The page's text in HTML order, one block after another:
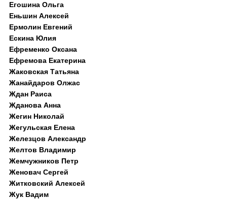
Егошина Ольга
Еньшин Алексей
Ермолин Евгений
Ескина Юлия
Ефременко Оксана
Ефремова Екатерина
Жаковская Татьяна
Жанайдаров Олжас
Ждан Раиса
Жданова Анна
Жегин Николай
Жегульская Елена
Железцов Александр
Желтов Владимир
Жемчужников Петр
Женовач Сергей
Житковский Алексей
Жук Вадим